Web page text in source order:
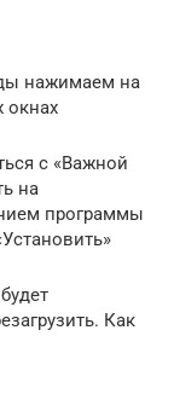
нажимаем на
окнах
с «Важной
на
программы
Как